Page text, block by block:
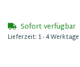
Sofort verfügbar
Lieferzeit: 1 - 4 Werktage